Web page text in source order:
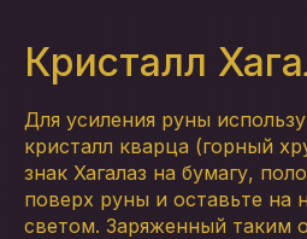
Кристалл
Для усиления руны
кристалл кварца (горный
знак Хагалаз на бумагу,
поверх руны и оставьте на
светом. Заряженный таким